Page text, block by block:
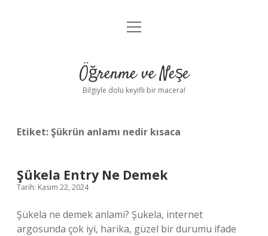
Anasayfa
Yasal Uyarı
menüyü
Öğrenme ve Neşe
Bilgiyle dolu keyifli bir macera!
Etiket:Şükrün anlamı nedir kısaca
Şükela Entry Ne Demek
Tarih: Kasım 22, 2024
Şükela ne demek anlami? Şukela, internet
argosunda çok iyi, harika, güzel bir durumu ifade